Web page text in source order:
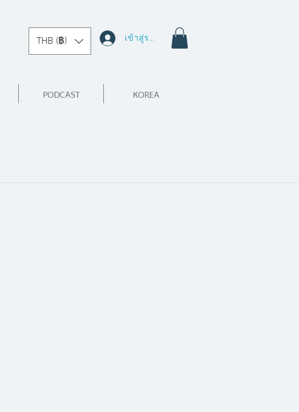
THB (฿) เข้าสู่ระบบ
PODCAST KOREA